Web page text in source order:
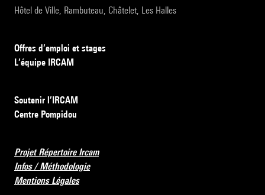
Hôtel de Ville, Rambuteau, Châtelet, Les Halles
Offres d’emploi et stages
L’équipe IRCAM
Soutenir l’IRCAM
Centre Pompidou
Projet Répertoire Ircam
Infos / Méthodologie
Mentions Légales